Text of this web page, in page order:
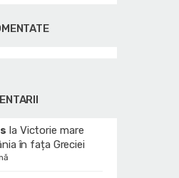
la Victorie mare
în fața Greciei